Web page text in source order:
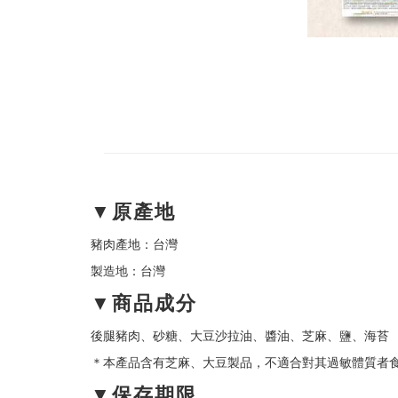
▼原產地
豬肉產地：台灣
製造地：台灣
▼商品成分
後腿豬肉、砂糖、大豆沙拉油、醬油、芝麻、鹽、海苔
＊本產品含有芝麻、大豆製品，不適合對其過敏體質者